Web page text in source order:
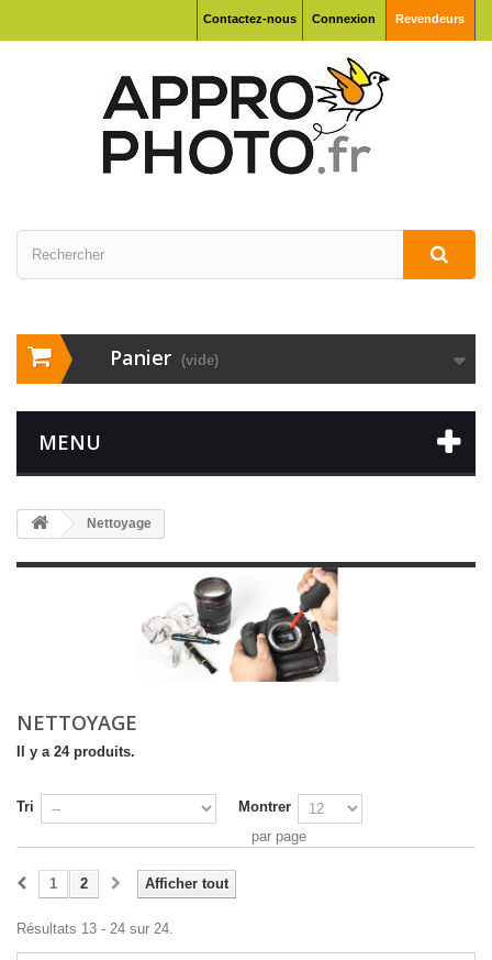
Connexion Revendeurs
Contactez-nous
Panier (vide)
MENU
Nettoyage
NETTOYAGE
Il y a 24 produits.
Tri
Montrer
par page
Afficher tout
1 2
Résultats 13 - 24 sur 24.